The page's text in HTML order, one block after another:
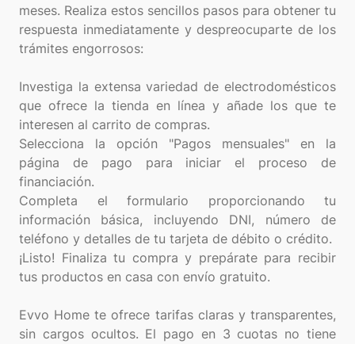
meses. Realiza estos sencillos pasos para obtener tu
respuesta inmediatamente y despreocuparte de los
trámites engorrosos:
Investiga la extensa variedad de electrodomésticos
que ofrece la tienda en línea y añade los que te
interesen al carrito de compras.
Selecciona la opción "Pagos mensuales" en la
página de pago para iniciar el proceso de
financiación.
Completa el formulario proporcionando tu
información básica, incluyendo DNI, número de
teléfono y detalles de tu tarjeta de débito o crédito.
¡Listo! Finaliza tu compra y prepárate para recibir
tus productos en casa con envío gratuito.
Evvo Home te ofrece tarifas claras y transparentes,
sin cargos ocultos. El pago en 3 cuotas no tiene